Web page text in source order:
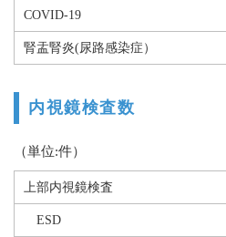
COVID-19
腎盂腎炎(尿路感染症）
内視鏡検査数
（単位:件）
上部内視鏡検査
ESD